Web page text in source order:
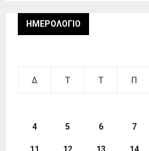
ΗΜΕΡΟΛΌΓΙΟ
Δ Τ Τ Π
4 5 6 7